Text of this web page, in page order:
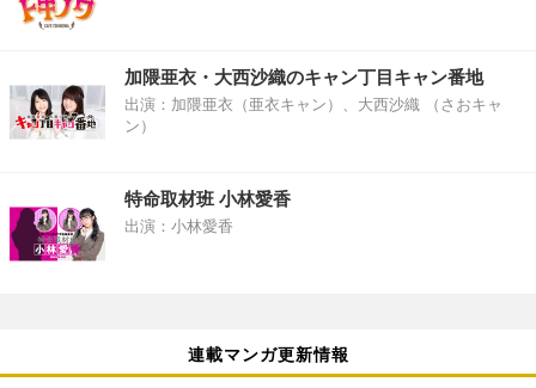
加隈亜衣・大西沙織のキャン丁目キャン番地
出演：加隈亜衣（亜衣キャン）、大西沙織 （さおキャ
ン）
特命取材班 小林愛香
出演：小林愛香
連載マンガ更新情報